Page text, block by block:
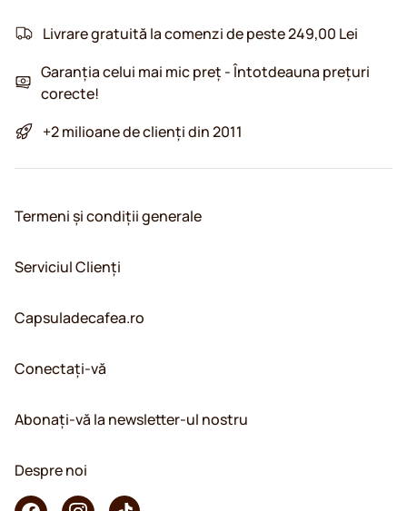
Livrare gratuită la comenzi de peste 249,00 Lei
Garanția celui mai mic preț - Întotdeauna prețuri
corecte!
+2 milioane de clienți din 2011
Termeni și condiții generale
Serviciul Clienți
Capsuladecafea.ro
Conectați-vă
Abonați-vă la newsletter-ul nostru
Despre noi